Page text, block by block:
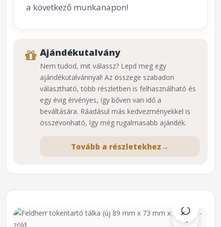
›
⌕
a következő munkanapon!
Ajándékutalvány
Nem tudod, mit válassz? Lepd meg egy
ajándékutalvánnyal! Az összege szabadon
választható, több részletben is felhasználható és
egy évig érvényes, így bőven van idő a
beváltására. Ráadásul más kedvezményekkel is
összevonható, így még rugalmasabb ajándék.
Tovább a részletekhez →